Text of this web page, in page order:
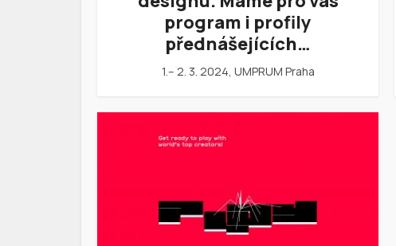
program i profily
přednášejících…
1.– 2. 3. 2024, UMPRUM Praha